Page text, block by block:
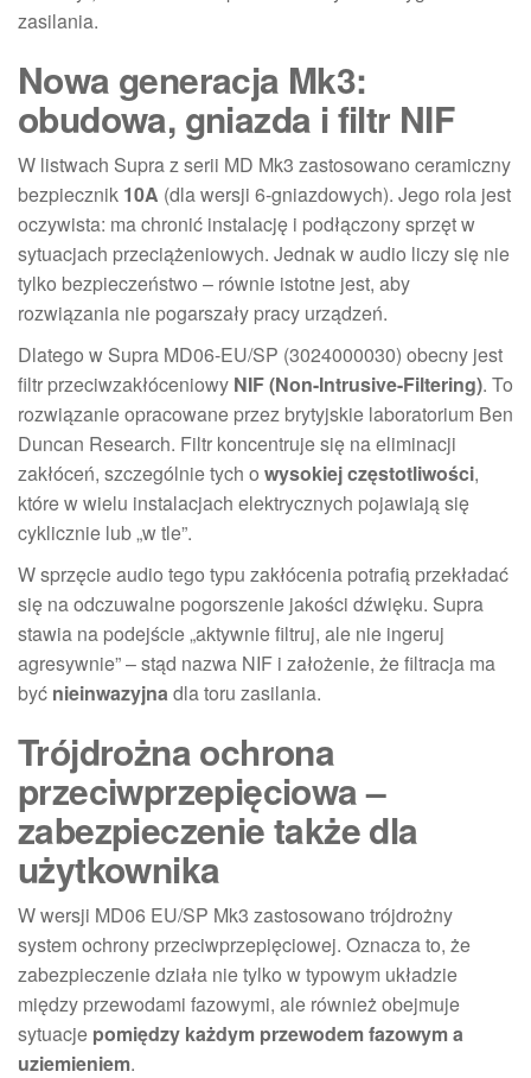
zasilania.
Nowa generacja Mk3:
obudowa, gniazda i filtr NIF
W listwach Supra z serii MD Mk3 zastosowano ceramiczny
bezpiecznik 10A (dla wersji 6-gniazdowych). Jego rola jest
oczywista: ma chronić instalację i podłączony sprzęt w
sytuacjach przeciążeniowych. Jednak w audio liczy się nie
tylko bezpieczeństwo – równie istotne jest, aby
rozwiązania nie pogarszały pracy urządzeń.
Dlatego w Supra MD06-EU/SP (3024000030) obecny jest
filtr przeciwzakłóceniowy NIF (Non-Intrusive-Filtering). To
rozwiązanie opracowane przez brytyjskie laboratorium Ben
Duncan Research. Filtr koncentruje się na eliminacji
zakłóceń, szczególnie tych o wysokiej częstotliwości,
które w wielu instalacjach elektrycznych pojawiają się
cyklicznie lub „w tle”.
W sprzęcie audio tego typu zakłócenia potrafią przekładać
się na odczuwalne pogorszenie jakości dźwięku. Supra
stawia na podejście „aktywnie filtruj, ale nie ingeruj
agresywnie” – stąd nazwa NIF i założenie, że filtracja ma
być nieinwazyjnadla toru zasilania.
Trójdrożna ochrona
przeciwprzepięciowa –
zabezpieczenie także dla
użytkownika
W wersji MD06 EU/SP Mk3 zastosowano trójdrożny
system ochrony przeciwprzepięciowej. Oznacza to, że
zabezpieczenie działa nie tylko w typowym układzie
między przewodami fazowymi, ale również obejmuje
sytuacje pomiędzy każdym przewodem fazowym a
uziemieniem.